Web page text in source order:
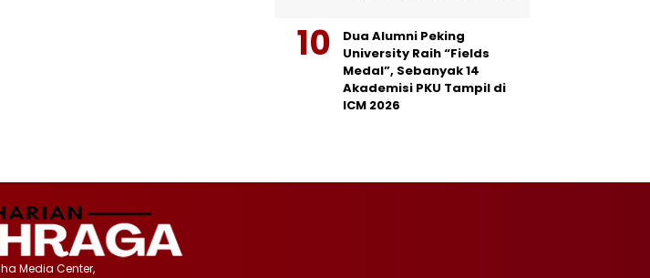
Dua Alumni Peking
University Raih “Fields
Medal”, Sebanyak 14
Akademisi PKU Tampil di
ICM 2026
Media Center,